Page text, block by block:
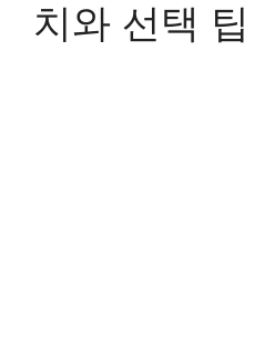
치와 선택 팁